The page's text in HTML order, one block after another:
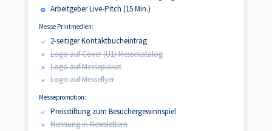
Arbeitgeber Live-Pitch (15 Min.)
Messe Printmedien:
2-seitiger Kontaktbucheintrag
Logo auf Cover (U1) Messekatalog
Logo auf Messeplakat
Logo auf Messeflyer
Messepromotion:
Preisstiftung zum Besuchergewinnspiel
Nennung in Newslettern